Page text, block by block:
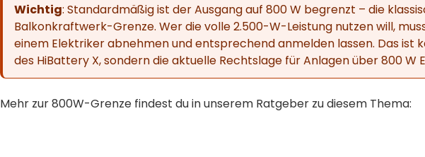
Wichtig: Standardmäßig ist der Ausgang auf 800 W begrenzt – die
Balkonkraftwerk-Grenze. Wer die volle 2.500-W-Leistung nutzen will,
einem Elektriker abnehmen und entsprechend anmelden lassen. Das ist
des HiBattery X, sondern die aktuelle Rechtslage für Anlagen über 800 W
Mehr zur 800W-Grenze findest du in unserem Ratgeber zu diesem Thema: